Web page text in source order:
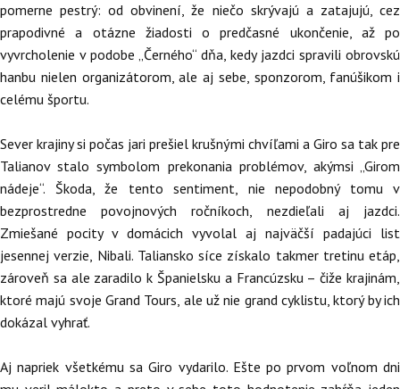
pomerne pestrý: od obvinení, že niečo skrývajú a zatajujú, cez
prapodivné a otázne žiadosti o predčasné ukončenie, až po
vyvrcholenie v podobe „Černého“ dňa, kedy jazdci spravili obrovskú
hanbu nielen organizátorom, ale aj sebe, sponzorom, fanúšikom i
celému športu.
Sever krajiny si počas jari prešiel krušnými chvíľami a Giro sa tak pre
Talianov stalo symbolom prekonania problémov, akýmsi „Girom
nádeje“. Škoda, že tento sentiment, nie nepodobný tomu v
bezprostredne povojnových ročníkoch, nezdieľali aj jazdci.
Zmiešané pocity v domácich vyvolal aj najväčší padajúci list
jesennej verzie, Nibali. Taliansko síce získalo takmer tretinu etáp,
zároveň sa ale zaradilo k Španielsku a Francúzsku – čiže krajinám,
ktoré majú svoje Grand Tours, ale už nie grand cyklistu, ktorý by ich
dokázal vyhrať.
Aj napriek všetkému sa Giro vydarilo. Ešte po prvom voľnom dni